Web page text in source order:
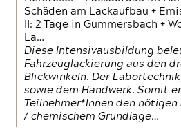
Schäden am Lackaufbau +
II: 2 Tage in Gummersbach +
La…
Diese Intensivausbildung
Fahrzeuglackierung aus den
Blickwinkeln. Der
sowie dem Handwerk. Somit
Teilnehmer*Innen den
/ chemischem Grundlage…